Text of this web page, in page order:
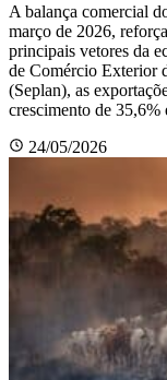
A balança comercial
março de 2026,
principais vetores da
de Comércio Exterior
(Seplan), as
crescimento de
24/05/2026